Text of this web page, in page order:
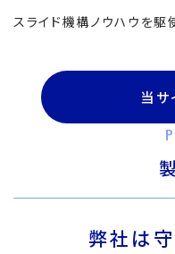
スライド機構ノウハウを
当サ
弊社は守